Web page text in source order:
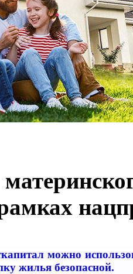
можно
жилья безопасной.